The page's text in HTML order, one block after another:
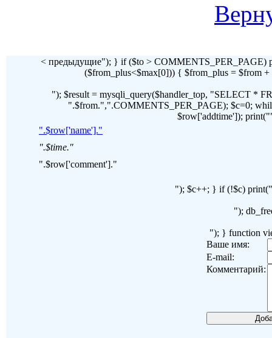
< предыдущие"); } if ($to > COMMENTS_PER_PAGE)
($from_plus<$max[0])) { $from_plus = $from
"); $result = mysqli_query($handler_top, "SELECT *
".$from.",".COMMENTS_PER_PAGE); $c=0;
$row['addtime']);
".$row['name']."
".$time."
".$row['comment']."
"); $c++; } if (!$c)
");
"); } function
Ваше имя:
E-mail:
Комментарий: